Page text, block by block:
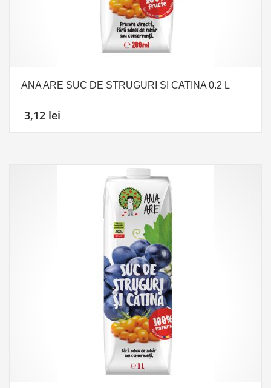
ANA ARE SUC DE STRUGURI SI CATINA 0.2 L
3,12 lei